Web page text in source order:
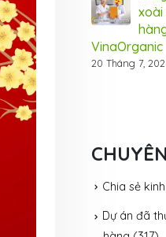
xoài
VinaOrganic
20 Tháng 7,
Chia sẻ
Dự án đã